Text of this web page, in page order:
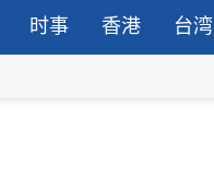
时事 香港 台湾